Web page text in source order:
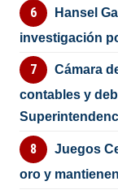
Hansel
investigación
Cámara
contables y
Juegos
oro y